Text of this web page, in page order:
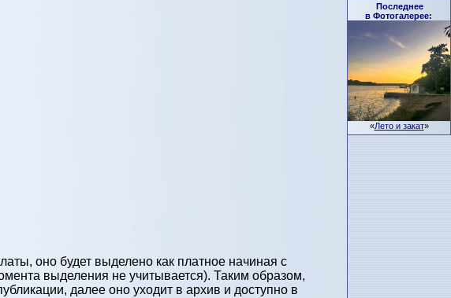
Последнее
в Фотогалерее:
«Лето и закат»
оно будет выделено как платное начиная с
выделения не учитывается). Таким образом,
далее оно уходит в архив и доступно в